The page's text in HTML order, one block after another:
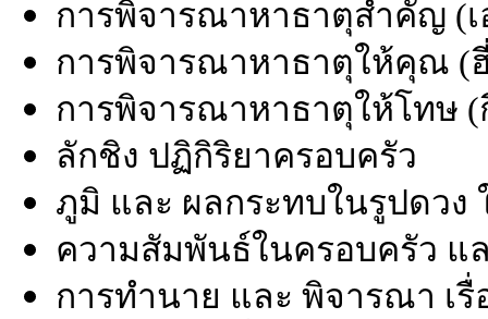
การพิจารณาหาธาตุสำคัญ (เ
การพิจารณาหาธาตุให้คุณ (
การพิจารณาหาธาตุให้โทษ (
ลักชิง ปฏิกิริยาครอบครัว
ภูมิ และ ผลกระทบในรูปดวง
ความสัมพันธ์ในครอบครัว
การทำนาย และ พิจารณา เ